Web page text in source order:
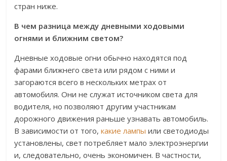
стран ниже.
В чем разница между дневными ходовыми
огнями и ближним светом?
Дневные ходовые огни обычно находятся под
фарами ближнего света или рядом с ними и
загораются всего в нескольких метрах от
автомобиля. Они не служат источником света для
водителя, но позволяют другим участникам
дорожного движения раньше узнавать автомобиль.
В зависимости от того,какие лампы или светодиоды
установлены, свет потребляет мало электроэнергии
и, следовательно, очень экономичен. В частности,